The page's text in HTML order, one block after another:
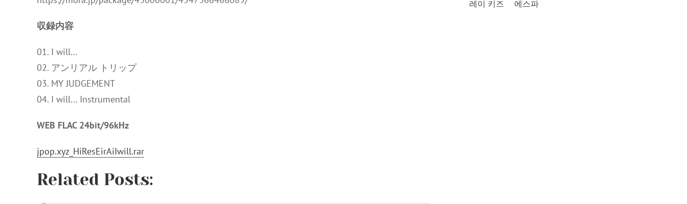
収録内容
01. I will…
02. アンリアル トリップ
03. MY JUDGEMENT
04. I will… Instrumental
WEB FLAC 24bit/96kHz
jpop.xyz_HiResEirAiIwill.rar
Related Posts:
레이 키즈
에스파